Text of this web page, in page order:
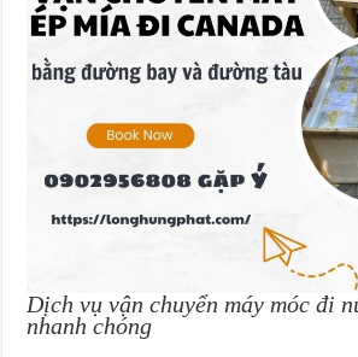
Dịch vụ vận chuyển máy móc đi
nhanh chóng